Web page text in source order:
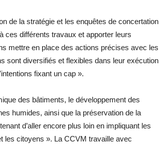
de la stratégie et les enquêtes de concertation
ces différents travaux et apporter leurs
mettre en place des actions précises avec les
sont diversifiés et flexibles dans leur exécution
fixant un cap ».
des bâtiments, le développement des
humides, ainsi que la préservation de la
d’aller encore plus loin en impliquant les
les citoyens ». La CCVM travaille avec